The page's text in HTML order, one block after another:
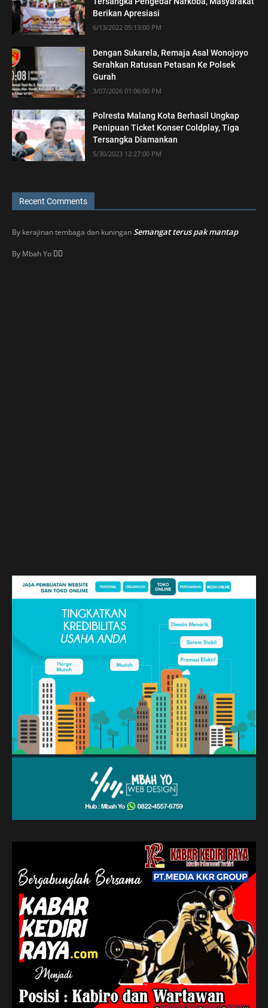
Berikan Apresiasi
6/13/2022 05:13:00 PM
Dengan Sukarela, Remaja Asal Wonojoyo
Serahkan Ratusan Petasan Ke Polsek
Gurah
3/07/2026 01:06:00 PM
Polresta Malang Kota Berhasil Ungkap
Penipuan Ticket Konser Coldplay, Tiga
Tersangka Diamankan
5/30/2023 12:27:00 PM
Recent Comments
By kerajinan tembaga dan kuninganSemangat terus pak mantap
By Mbah Yo 👍🏼